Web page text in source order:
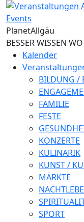
Direkt zum Inhalt
PlanetAllgäu
BESSER WISSEN
Kalender
BILDUNG /
FAMILIE
FESTE
KONZERTE
KULINARIK
KUNST /
MÄRKTE
SPORT